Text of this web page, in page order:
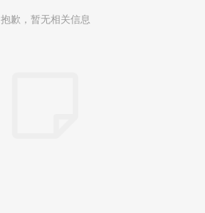
抱歉，暂无相关信息